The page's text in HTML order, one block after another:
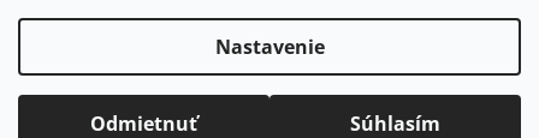
Nastavenie
Odmietnuť Súhlasím
Doprava zadarmopre balíkové zásielky v hodnote
nad120 EUR*.
Balíky zasielame už od4 EUR.
ZRÝCHĽUJEME.